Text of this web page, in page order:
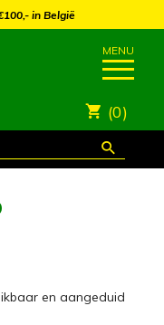
in België
(0)
en aangeduid